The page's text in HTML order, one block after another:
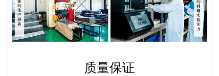
质量保证